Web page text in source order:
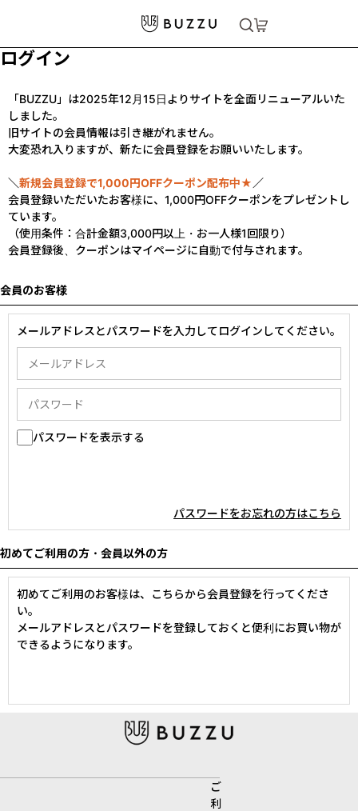
ログイン
「BUZZU」は2025年12月15日よりサイトを全面リニューアルいた
しました。
旧サイトの会員情報は引き継がれません。
大変恐れ入りますが、新たに会員登録をお願いいたします。
＼新規会員登録で1,000円OFFクーポン配布中★ ／
会員登録いただいたお客様に、1,000円OFFクーポンをプレゼントし
ています。
（使用条件：合計金額3,000円以上・お一人様1回限り）
会員登録後、クーポンはマイページに自動で付与されます。
会員のお客様
メールアドレスとパスワードを入力してログインしてください。
パスワードを表示する
パスワードをお忘れの方はこちら
初めてご利用の方・会員以外の方
初めてご利用のお客様は、こちらから会員登録を行ってくださ
い。
メールアドレスとパスワードを登録しておくと便利にお買い物が
できるようになります。
ご
利